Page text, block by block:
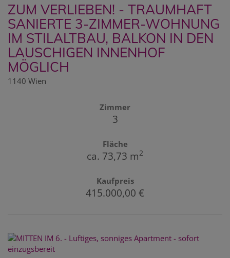
ZUM VERLIEBEN! - TRAUMHAFT
SANIERTE 3-ZIMMER-WOHNUNG
IM STILALTBAU, BALKON IN DEN
LAUSCHIGEN INNENHOF
MÖGLICH
1140 Wien
Zimmer
3
Fläche
ca. 73,73 m2
Kaufpreis
415.000,00 €